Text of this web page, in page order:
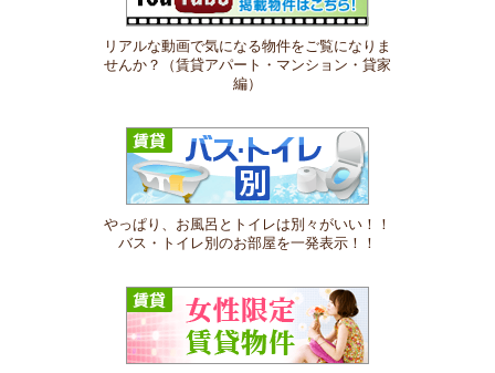
リアルな動画で気になる物件をご覧になりま
せんか？（賃貸アパート・マンション・貸家
編）
やっぱり、お風呂とトイレは別々がいい！！
バス・トイレ別のお部屋を一発表示！！